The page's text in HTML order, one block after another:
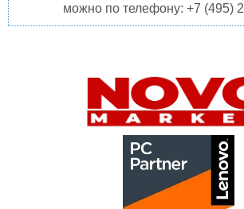
можно по телефону: +7 (495)